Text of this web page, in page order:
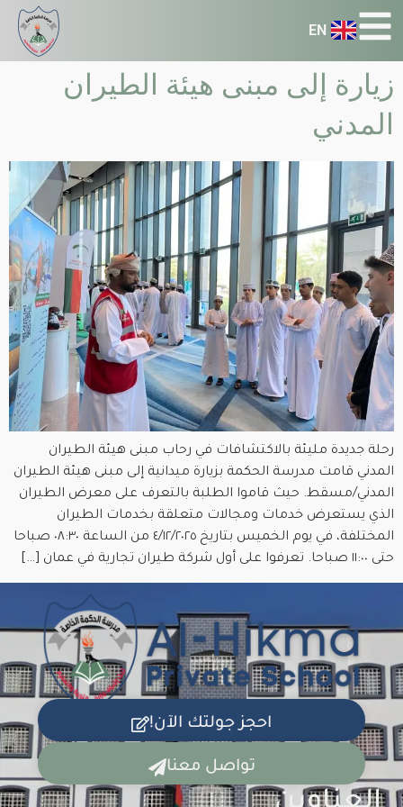
EN
زيارة إلى مبنى هيئة الطيران
المدني
رحلة جديدة مليئة بالاكتشافات في رحاب مبنى هيئة الطيران
المدني قامت مدرسة الحكمة بزيارة ميدانية إلى مبنى هيئة الطيران
المدني/مسقط. حيث قاموا الطلبة بالتعرف على معرض الطيران
الذي يستعرض خدمات ومجالات متعلقة بخدمات الطيران
المختلفة، في يوم الخميس بتاريخ ٤/١٢/٢٠٢٥ من الساعة ٠٨:٣٠ صباحا
حتى ١١:٠٠ صباحا. تعرفوا على أول شركة طيران تجارية في عمان […]
احجز جولتك الآن!
تواصل معنا